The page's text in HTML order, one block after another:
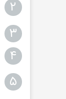
۲
۳
۴
۵